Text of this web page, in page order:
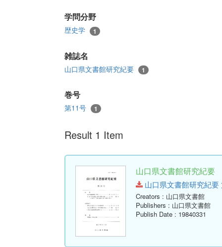
学問分野
歴史学 1
雑誌名
山口県文書館研究紀要 1
巻号
第11号 1
Result 1 Item
山口県文書館研究紀要
山口県文書館研究紀要
Creators : 山口県文書館
Publishers : 山口県文書館
Publish Date : 19840331